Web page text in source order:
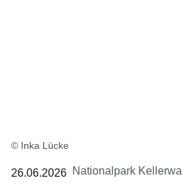
© Inka Lücke
26.06.2026 Nationalpark